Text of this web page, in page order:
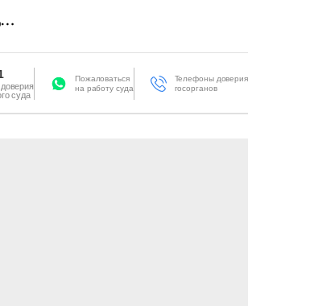
суда
Пожаловаться
на работу суда
Телефоны доверия
госорганов